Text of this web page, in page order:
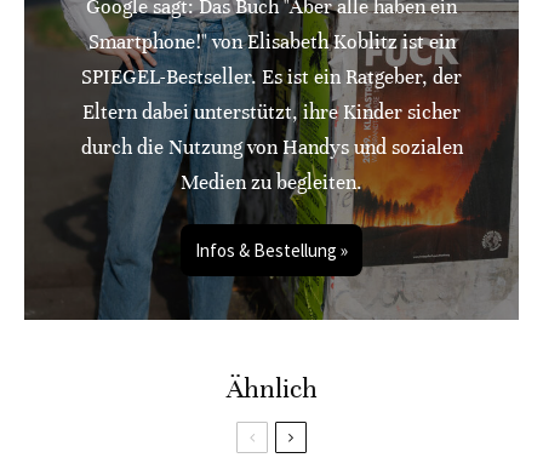
Google sagt: Das Buch "Aber alle haben ein
Smartphone!" von Elisabeth Koblitz ist ein
SPIEGEL-Bestseller. Es ist ein Ratgeber, der
Eltern dabei unterstützt, ihre Kinder sicher
durch die Nutzung von Handys und sozialen
Medien zu begleiten.
Infos & Bestellung »
Ähnlich